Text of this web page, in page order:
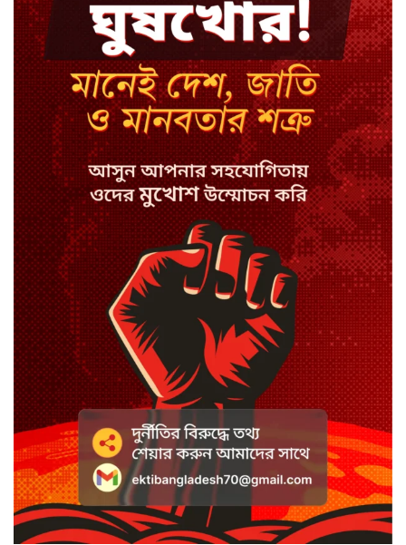
রাশিয়ার হয়ে যুদ্ধে ১১ পেরুভিয়ান
নিহত, নিখোঁজ ১১৪
এসএসসি ফলে কোন বোর্ডে পাশের
হার কত
ইরান যুদ্ধে ট্রাম্প হেরে গেছেন: মার্কিন
সিনেটর
প্রধানমন্ত্রীর সঙ্গে ভারতীয়
হাইকমিশনারের বৈঠক আজ
দাখিলে পাশের হার ৫৫.৪৯ শতাংশ,
জিপিএ-৫ ৬১৭৬